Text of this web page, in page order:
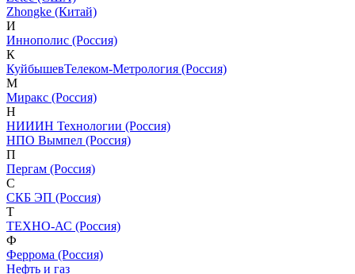
Zhongke (Китай)
И
Иннополис (Россия)
К
КуйбышевТелеком-Метрология (Россия)
М
Миракс (Россия)
Н
НИИИН Технологии (Россия)
НПО Вымпел (Россия)
П
Пергам (Россия)
С
СКБ ЭП (Россия)
Т
ТЕХНО-АС (Россия)
Ф
Феррома (Россия)
Нефть и газ